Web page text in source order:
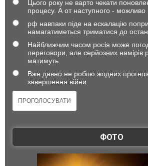
Цього року не варто чекати
процесу. А от наступного - можливо
рф навпаки піде на ескалацію
намагатиметься триматися до
Найближчим часом росія може
переговори, але серйозних намірів
матимуть
Вже давно не роблю жодних
завершення війни
ФОТО